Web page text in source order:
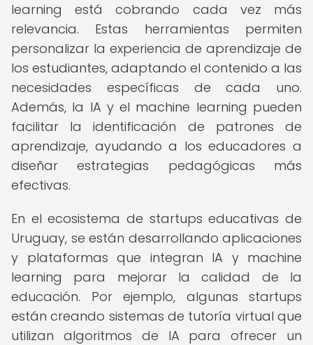
learning está cobrando cada vez más
relevancia. Estas herramientas permiten
personalizar la experiencia de aprendizaje de
los estudiantes, adaptando el contenido a las
necesidades específicas de cada uno.
Además, la IA y el machine learning pueden
facilitar la identificación de patrones de
aprendizaje, ayudando a los educadores a
diseñar estrategias pedagógicas más
efectivas.
En el ecosistema de startups educativas de
Uruguay, se están desarrollando aplicaciones
y plataformas que integran IA y machine
learning para mejorar la calidad de la
educación. Por ejemplo, algunas startups
están creando sistemas de tutoría virtual que
utilizan algoritmos de IA para ofrecer un